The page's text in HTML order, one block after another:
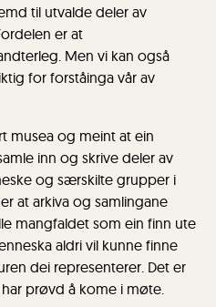
til utvalde deler av
er at
Men vi kan også
for forståinga vår av
musea og meint at ein
inn og skrive deler av
og særskilte grupper i
at arkiva og samlingane
mangfaldet som ein finn ute
aldri vil kunne finne
dei representerer. Det er
prøvd å kome i møte.